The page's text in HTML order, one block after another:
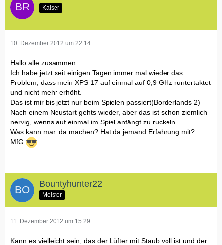
Kaiser
10. Dezember 2012 um 22:14
Hallo alle zusammen.
Ich habe jetzt seit einigen Tagen immer mal wieder das
Problem, dass mein XPS 17 auf einmal auf 0,9 GHz runtertaktet
und nicht mehr erhöht.
Das ist mir bis jetzt nur beim Spielen passiert(Borderlands 2)
Nach einem Neustart gehts wieder, aber das ist schon ziemlich
nervig, wenns auf einmal im Spiel anfängt zu ruckeln.
Was kann man da machen? Hat da jemand Erfahrung mit?
MfG
Bountyhunter22
Meister
11. Dezember 2012 um 15:29
Kann es vielleicht sein, das der Lüfter mit Staub voll ist und der